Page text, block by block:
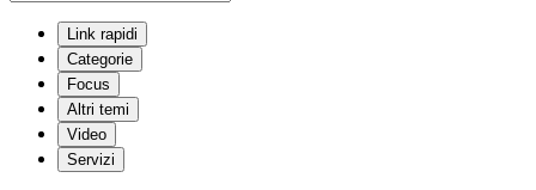
Link rapidi
Categorie
Focus
Altri temi
Video
Servizi